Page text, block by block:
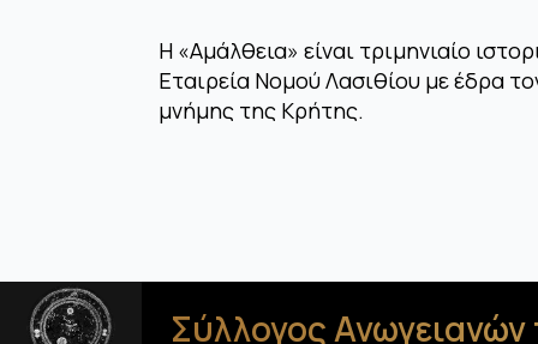
Η «Αμάλθεια» είναι τριμηνιαίο
Εταιρεία Νομού Λασιθίου με έδρα
μνήμης της Κρήτης.
Σύλλογος